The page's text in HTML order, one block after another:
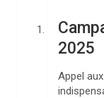
2025
Appel